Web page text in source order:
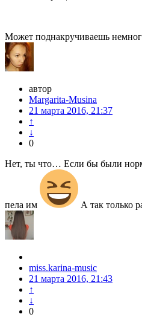
Может поднакручиваешь
автор
Margarita-Musina
21 марта 2016, 21:37
↑
↓
0
Нет, ты что… Если бы были
пела им А так только
miss.karina-music
21 марта 2016, 21:43
↑
↓
0